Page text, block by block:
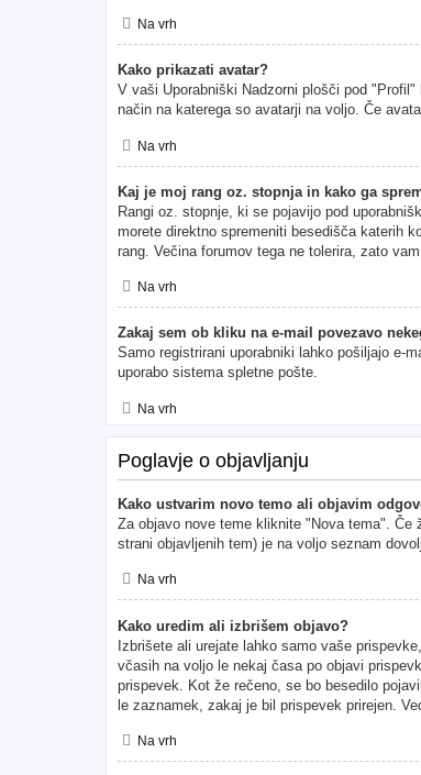
Na vrh
Kako prikazati avatar?
V vaši Uporabniški Nadzorni plošči pod
način na katerega so avatarji na voljo. Če
Na vrh
Kaj je moj rang oz. stopnja in kako ga
Rangi oz. stopnje, ki se pojavijo pod
morete direktno spremeniti besedišča katerih
rang. Večina forumov tega ne tolerira, zato
Na vrh
Zakaj sem ob kliku na e-mail povezavo
Samo registrirani uporabniki lahko pošiljajo e-
uporabo sistema spletne pošte.
Na vrh
Poglavje o objavljanju
Kako ustvarim novo temo ali objavim
Za objavo nove teme kliknite "Nova tema". Če
strani objavljenih tem) je na voljo seznam
Na vrh
Kako uredim ali izbrišem objavo?
Izbrišete ali urejate lahko samo vaše
včasih na voljo le nekaj časa po objavi
prispevek. Kot že rečeno, se bo besedilo
le zaznamek, zakaj je bil prispevek prirejen.
Na vrh